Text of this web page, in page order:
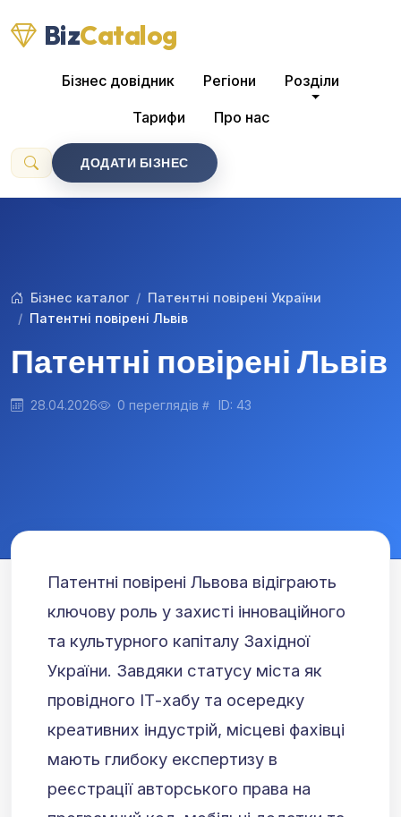
BizCatalog
Бізнес довідник Регіони Розділи
Тарифи Про нас
ДОДАТИ БІЗНЕС
Бізнес каталог
Патентні повірені України
Патентні повірені Львів
Патентні повірені Львів
28.04.2026 0 переглядів ID: 43
Патентні повірені Львова відіграють
ключову роль у захисті інноваційного
та культурного капіталу Західної
України. Завдяки статусу міста як
провідного ІТ-хабу та осередку
креативних індустрій, місцеві фахівці
мають глибоку експертизу в
реєстрації авторського права на